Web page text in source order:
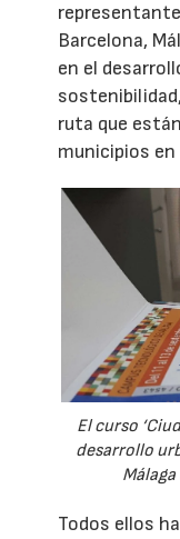
Barcelona,
en el
ruta que
municipios
El curso
desarrollo
Todos ellos